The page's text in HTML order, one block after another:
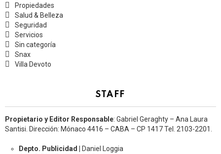
Propiedades
Salud & Belleza
Seguridad
Servicios
Sin categoría
Snax
Villa Devoto
STAFF
Propietario y Editor Responsable: Gabriel Geraghty – Ana Laura
Santisi. Dirección: Mónaco 4416 – CABA – CP 1417Tel. 2103-2201.
Depto. Publicidad |
Daniel Loggia